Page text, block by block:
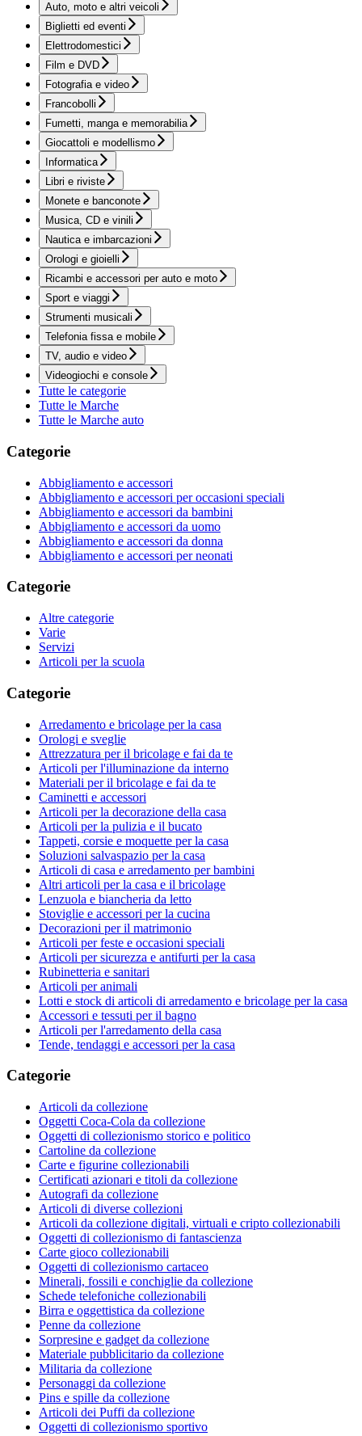
Auto, moto e altri veicoli
Biglietti ed eventi
Elettrodomestici
Film e DVD
Fotografia e video
Francobolli
Fumetti, manga e memorabilia
Giocattoli e modellismo
Informatica
Libri e riviste
Monete e banconote
Musica, CD e vinili
Nautica e imbarcazioni
Orologi e gioielli
Ricambi e accessori per auto e moto
Sport e viaggi
Strumenti musicali
Telefonia fissa e mobile
TV, audio e video
Videogiochi e console
Tutte le categorie
Tutte le Marche
Tutte le Marche auto
Categorie
Abbigliamento e accessori
Abbigliamento e accessori per occasioni speciali
Abbigliamento e accessori da bambini
Abbigliamento e accessori da uomo
Abbigliamento e accessori da donna
Abbigliamento e accessori per neonati
Categorie
Altre categorie
Varie
Servizi
Articoli per la scuola
Categorie
Arredamento e bricolage per la casa
Orologi e sveglie
Attrezzatura per il bricolage e fai da te
Articoli per l'illuminazione da interno
Materiali per il bricolage e fai da te
Caminetti e accessori
Articoli per la decorazione della casa
Articoli per la pulizia e il bucato
Tappeti, corsie e moquette per la casa
Soluzioni salvaspazio per la casa
Articoli di casa e arredamento per bambini
Altri articoli per la casa e il bricolage
Lenzuola e biancheria da letto
Stoviglie e accessori per la cucina
Decorazioni per il matrimonio
Articoli per feste e occasioni speciali
Articoli per sicurezza e antifurti per la casa
Rubinetteria e sanitari
Articoli per animali
Lotti e stock di articoli di arredamento e bricolage per la casa
Accessori e tessuti per il bagno
Articoli per l'arredamento della casa
Tende, tendaggi e accessori per la casa
Categorie
Articoli da collezione
Oggetti Coca-Cola da collezione
Oggetti di collezionismo storico e politico
Cartoline da collezione
Carte e figurine collezionabili
Certificati azionari e titoli da collezione
Autografi da collezione
Articoli di diverse collezioni
Articoli da collezione digitali, virtuali e cripto collezionabili
Oggetti di collezionismo di fantascienza
Carte gioco collezionabili
Oggetti di collezionismo cartaceo
Minerali, fossili e conchiglie da collezione
Schede telefoniche collezionabili
Birra e oggettistica da collezione
Penne da collezione
Sorpresine e gadget da collezione
Materiale pubblicitario da collezione
Militaria da collezione
Personaggi da collezione
Pins e spille da collezione
Articoli dei Puffi da collezione
Oggetti di collezionismo sportivo